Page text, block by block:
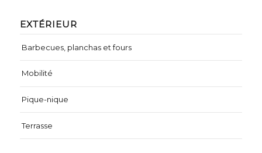
EXTÉRIEUR
Barbecues, planchas et fours
Mobilité
Pique-nique
Terrasse